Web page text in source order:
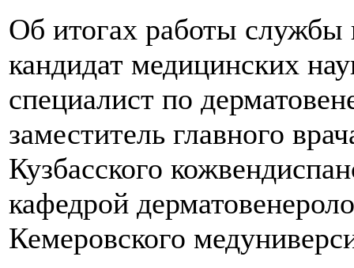
Об итогах работы службы
кандидат медицинских
специалист по
заместитель главного
Кузбасского
кафедрой
Кемеровского